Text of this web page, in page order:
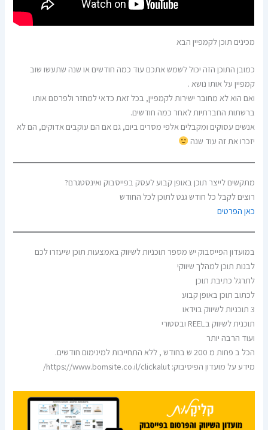
מכינים תוכן לקמפיין הבא
כמובן התוכן הזה יכול לשמש אתכם עוד כמה חודשים או שנה שתעשו שוב
קמפיין על אותו נושא .
ואם הוא לא מחובר ישירות לקמפיין, בכל זאת כדאי למחזר ולפרסם אותו
ברשתות החברתיות לאחר כמה חודשים.
אנשים עסוקים ומקבלים אלפי מסרים ביום, גם אם הם עוקבים אדוקים, הם לא
יזכרו את זה עוד שנה
מתקשים לייצר תוכן באופן קבוע לעסק בפייסבוק ואינסטגרם?
רוצים לקבל כל חודש גנט לתוכן לכל החודש
כאן הפרטים
במועדון הפייסבוק יש מספר תוכניות לשיווק באמצעות תוכן שיעזרו לכם
לבנות תוכן למהלך שיווקי
לתרגל כתיבת תוכן
לכתוב תוכן באופן קבוע
3 תוכניות לשיווק בוידאו
תוכנית לשיווק בREEL ובסטורי
ועוד הרבה יותר
הכל ב פחות מ 200 ש בחודש , ללא התחייבות למינימום חודשים.
מידע על מועדון הפיסיבוק: https://www.bomsite.co.il/clickalut/